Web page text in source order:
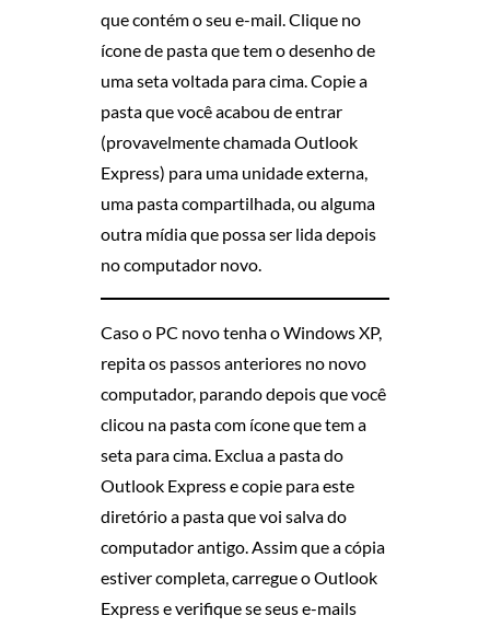
M
N
O
V
O
P
C
que contém o seu e-mail. Clique no
ícone de pasta que tem o desenho de
uma seta voltada para cima. Copie a
pasta que você acabou de entrar
(provavelmente chamada Outlook
Express) para uma unidade externa,
uma pasta compartilhada, ou alguma
outra mídia que possa ser lida depois
no computador novo.
Caso o PC novo tenha o Windows XP,
repita os passos anteriores no novo
computador, parando depois que você
clicou na pasta com ícone que tem a
seta para cima. Exclua a pasta do
Outlook Express e copie para este
diretório a pasta que voi salva do
computador antigo. Assim que a cópia
estiver completa, carregue o Outlook
Express e verifique se seus e-mails